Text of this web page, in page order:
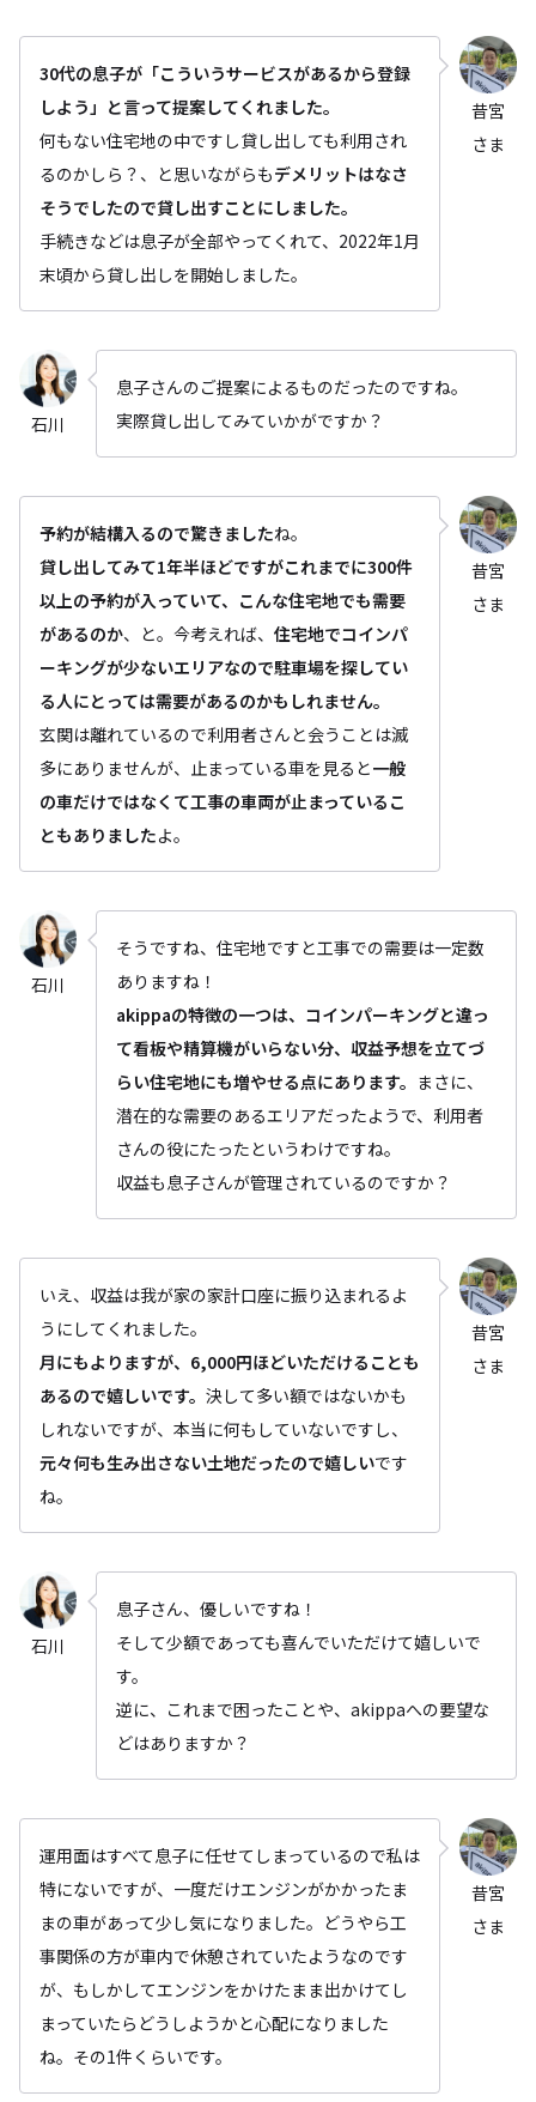
30代の息子が「こういうサービスがあるから登録
しよう」と言って提案してくれました。
何もない住宅地の中ですし貸し出しても利用され
るのかしら？、と思いながらもデメリットはなさ
そうでしたので貸し出すことにしました。
手続きなどは息子が全部やってくれて、2022年1月
末頃から貸し出しを開始しました。
昔宮
さま
石川
息子さんのご提案によるものだったのですね。
実際貸し出してみていかがですか？
予約が結構入るので驚きましたね。
貸し出してみて1年半ほどですがこれまでに300件
以上の予約が入っていて、こんな住宅地でも需要
があるのか、と。今考えれば、 住宅地でコインパ
ーキングが少ないエリアなので駐車場を探してい
る人にとっては需要があるのかもしれません。
玄関は離れているので利用者さんと会うことは滅
多にありませんが、止まっている車を見ると一般
の車だけではなくて工事の車両が止まっているこ
ともありましたよ。
昔宮
さま
石川
そうですね、住宅地ですと工事での需要は一定数
ありますね！
akippaの特徴の一つは、コインパーキングと違っ
て看板や精算機がいらない分、収益予想を立てづ
らい住宅地にも増やせる点にあります。 まさに、
潜在的な需要のあるエリアだったようで、利用者
さんの役にたったというわけですね。
収益も息子さんが管理されているのですか？
いえ、収益は我が家の家計口座に振り込まれるよ
うにしてくれました。
月にもよりますが、6,000円ほどいただけることも
あるので嬉しいです。 決して多い額ではないかも
しれないですが、本当に何もしていないですし、
元々何も生み出さない土地だったので嬉しいです
ね。
昔宮
さま
石川
息子さん、優しいですね！
そして少額であっても喜んでいただけて嬉しいで
す。
逆に、これまで困ったことや、akippaへの要望な
どはありますか？
運用面はすべて息子に任せてしまっているので私は
特にないですが、一度だけエンジンがかかったま
まの車があって少し気になりました。どうやら工
事関係の方が車内で休憩されていたようなのです
が、もしかしてエンジンをかけたまま出かけてし
まっていたらどうしようかと心配になりました
ね。その1件くらいです。
昔宮
さま